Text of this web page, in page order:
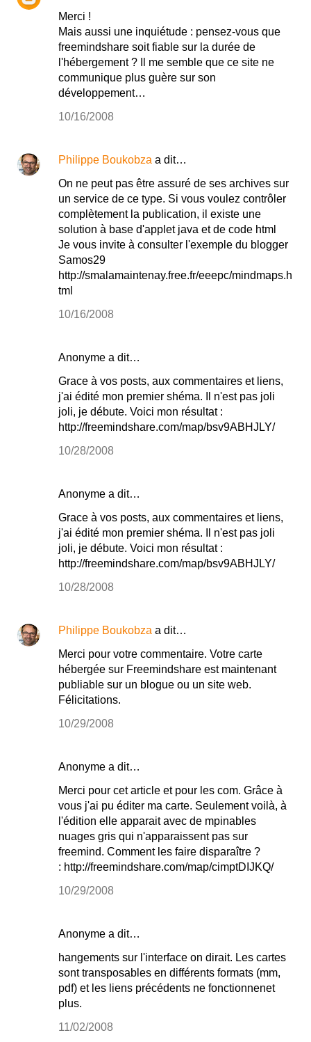
Merci !
Mais aussi une inquiétude : pensez-vous que
freemindshare soit fiable sur la durée de
l'hébergement ? Il me semble que ce site ne
communique plus guère sur son
développement…
10/16/2008
Philippe Boukobza a dit…
On ne peut pas être assuré de ses archives sur
un service de ce type. Si vous voulez contrôler
complètement la publication, il existe une
solution à base d'applet java et de code html
Je vous invite à consulter l'exemple du blogger
Samos29
http://smalamaintenay.free.fr/eeepc/mindmaps.h
tml
10/16/2008
Anonyme a dit…
Grace à vos posts, aux commentaires et liens,
j'ai édité mon premier shéma. Il n'est pas joli
joli, je débute. Voici mon résultat :
http://freemindshare.com/map/bsv9ABHJLY/
10/28/2008
Anonyme a dit…
Grace à vos posts, aux commentaires et liens,
j'ai édité mon premier shéma. Il n'est pas joli
joli, je débute. Voici mon résultat :
http://freemindshare.com/map/bsv9ABHJLY/
10/28/2008
Philippe Boukobza a dit…
Merci pour votre commentaire. Votre carte
hébergée sur Freemindshare est maintenant
publiable sur un blogue ou un site web.
Félicitations.
10/29/2008
Anonyme a dit…
Merci pour cet article et pour les com. Grâce à
vous j'ai pu éditer ma carte. Seulement voilà, à
l'édition elle apparait avec de mpinables
nuages gris qui n'apparaissent pas sur
freemind. Comment les faire disparaître ?
: http://freemindshare.com/map/cimptDIJKQ/
10/29/2008
Anonyme a dit…
hangements sur l'interface on dirait. Les cartes
sont transposables en différents formats (mm,
pdf) et les liens précédents ne fonctionnenet
plus.
11/02/2008